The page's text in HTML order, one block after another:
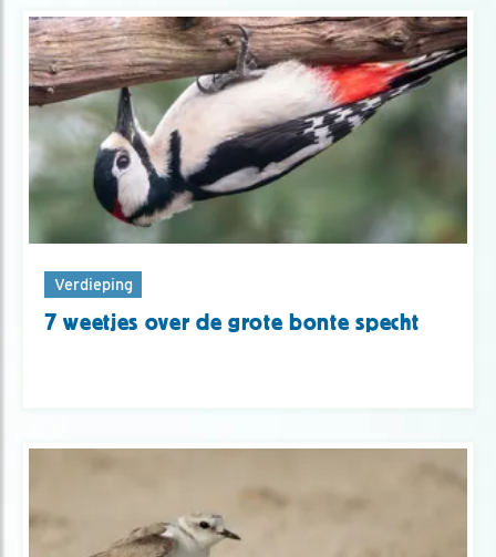
Verdieping
7 weetjes over de grote bonte specht